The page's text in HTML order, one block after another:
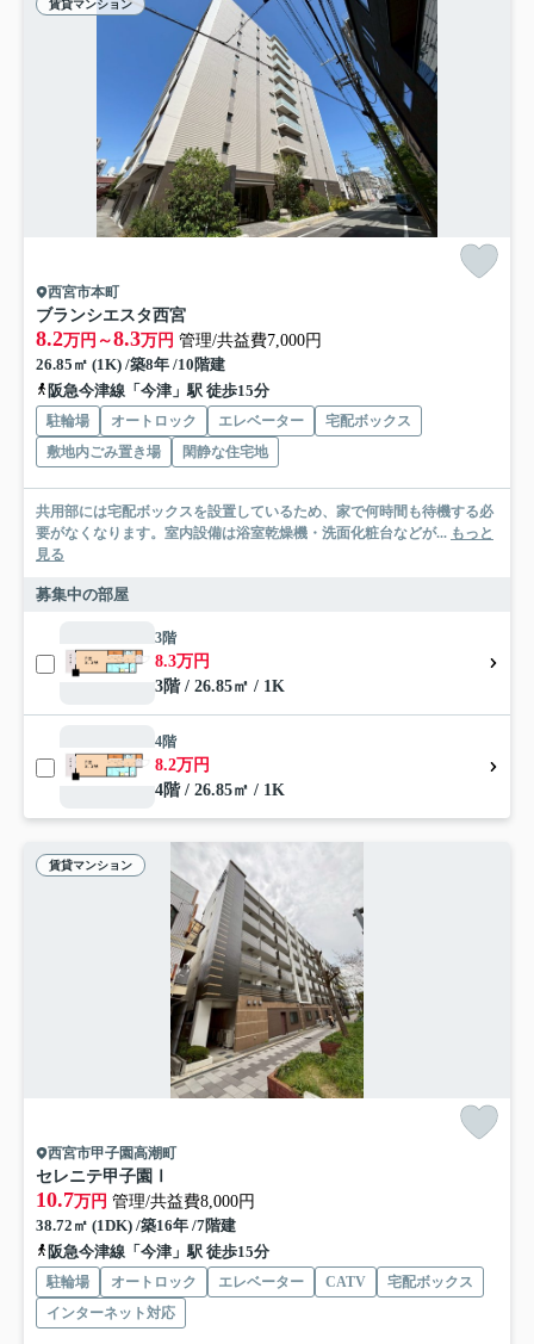
賃貸マンション
西宮市本町
ブランシエスタ西宮
8.2万円～8.3万円 管理/共益費7,000円
26.85㎡ (1K) /築8年 /10階建
阪急今津線「今津」駅 徒歩15分
駐輪場 オートロック エレベーター
宅配ボックス
敷地内ごみ置き場
閑静な住宅地
共用部には宅配ボックスを設置しているため、家で何時間も待機する必
要がなくなります。室内設備は浴室乾燥機・洗面化粧台などが... もっと
見る
募集中の部屋
3階
8.3万円
3階 / 26.85㎡ / 1K
4階
8.2万円
4階 / 26.85㎡ / 1K
賃貸マンション
西宮市甲子園高潮町
セレニテ甲子園Ⅰ
10.7万円 管理/共益費8,000円
38.72㎡ (1DK) /築16年 /7階建
阪急今津線「今津」駅 徒歩15分
駐輪場 オートロック エレベーター CATV
宅配ボックス
インターネット対応